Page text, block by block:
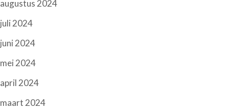
augustus 2024
juli 2024
juni 2024
mei 2024
april 2024
maart 2024